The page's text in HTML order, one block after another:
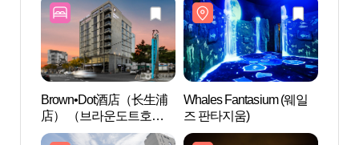
Brown•Dot酒店（长生浦
店） （브라운도트호텔
（장생포점））
Whales Fantasium (웨일
즈 판타지움)